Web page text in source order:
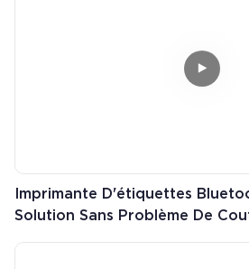
Imprimante D'étiquettes
Solution Sans Problème De